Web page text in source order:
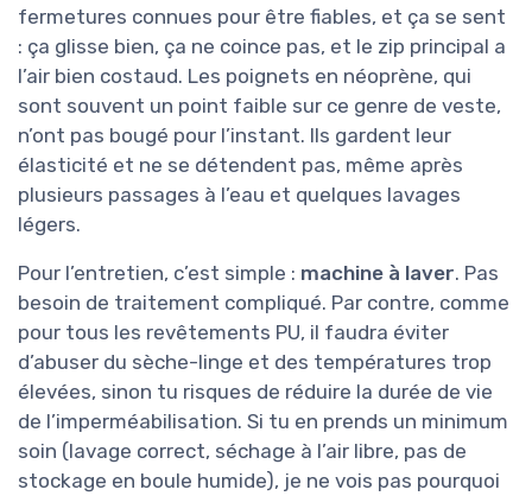
fermetures connues pour être fiables, et ça se sent
: ça glisse bien, ça ne coince pas, et le zip principal a
l’air bien costaud. Les poignets en néoprène, qui
sont souvent un point faible sur ce genre de veste,
n’ont pas bougé pour l’instant. Ils gardent leur
élasticité et ne se détendent pas, même après
plusieurs passages à l’eau et quelques lavages
légers.
Pour l’entretien, c’est simple : machine à laver. Pas
besoin de traitement compliqué. Par contre, comme
pour tous les revêtements PU, il faudra éviter
d’abuser du sèche-linge et des températures trop
élevées, sinon tu risques de réduire la durée de vie
de l’imperméabilisation. Si tu en prends un minimum
soin (lavage correct, séchage à l’air libre, pas de
stockage en boule humide), je ne vois pas pourquoi